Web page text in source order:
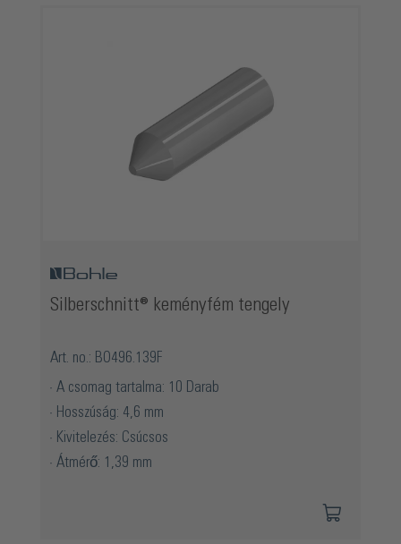
Silberschnitt® keményfém tengely
Art. no.: BO496.139F
A csomag tartalma: 10 Darab
Hosszúság: 4,6 mm
Kivitelezés: Csúcsos
Átmérő: 1,39 mm